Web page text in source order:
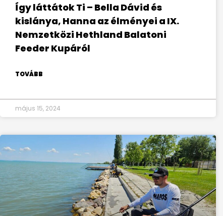
Így láttátok Ti – Bella Dávid és
kislánya, Hanna az élményei a IX.
Nemzetközi Hethland Balatoni
Feeder Kupáról
TOVÁBB
május 15, 2024